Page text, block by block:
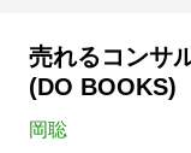
売れるコンサ
(DO BOOKS)
岡聡